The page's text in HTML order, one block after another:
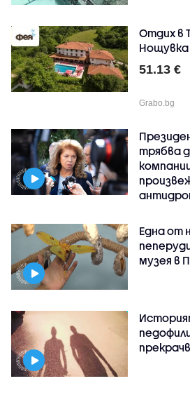
Отдих в
Нощувка
51.13 €
Grabo.bg
трябва
Една от
музея в